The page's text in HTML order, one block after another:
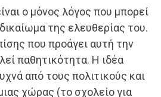
ο μόνος λόγος που μπορεί
της ελευθερίας του.
που προάγει αυτή την
παθητικότητα. Η ιδέα
από τους πολιτικούς και
χώρας (το σχολείο για